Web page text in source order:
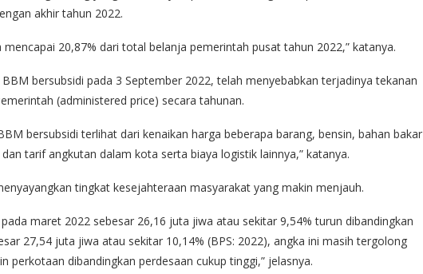
akhir tahun 2022.
20,87% dari total belanja pemerintah pusat tahun 2022,” katanya.
bersubsidi pada 3 September 2022, telah menyebabkan terjadinya tekanan
(administered price) secara tahunan.
bersubsidi terlihat dari kenaikan harga beberapa barang, bensin, bahan bakar
tarif angkutan dalam kota serta biaya logistik lainnya,” katanya.
tingkat kesejahteraan masyarakat yang makin menjauh.
maret 2022 sebesar 26,16 juta jiwa atau sekitar 9,54% turun dibandingkan
27,54 juta jiwa atau sekitar 10,14% (BPS: 2022), angka ini masih tergolong
perkotaan dibandingkan perdesaan cukup tinggi,” jelasnya.